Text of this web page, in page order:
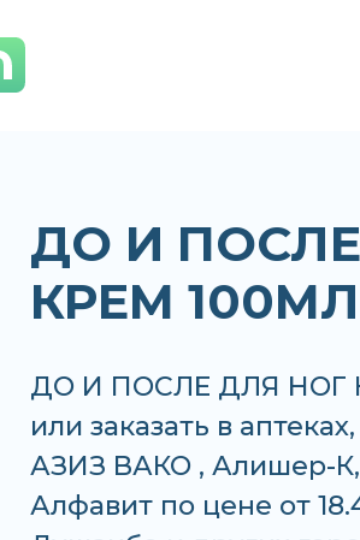
ДО И
КРЕМ 100МЛ
ДО И ПОСЛЕ ДЛЯ НОГ
или заказать в
АЗИЗ ВАКО , Алишер-К,
Алфавит по цене от